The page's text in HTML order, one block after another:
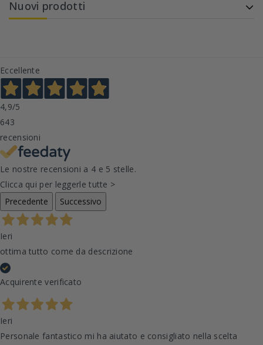
Nuovi prodotti
Eccellente
4,9/5
643
recensioni
Le nostre recensioni a 4 e 5 stelle.
Clicca qui per leggerle tutte >
Precedente
Successivo
Ieri
ottima tutto come da descrizione
Acquirente verificato
Ieri
Personale fantastico mi ha aiutato e consigliato nella scelta